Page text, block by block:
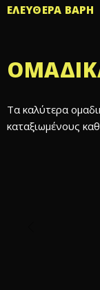
ΕΛΕΥΘΕΡΑ ΒΑΡΗ
Τα καλύτερα
καταξιωμένους